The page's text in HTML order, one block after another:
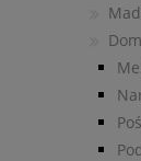
Dom